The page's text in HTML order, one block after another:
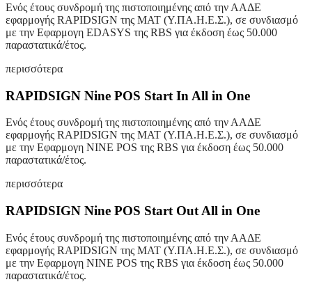
Ενός έτους συνδρομή της πιστοποιημένης από την ΑΑΔΕ
εφαρμογής RAPIDSIGN της ΜΑΤ (Υ.ΠΑ.Η.Ε.Σ.), σε συνδιασμό
με την Εφαρμογη EDASYS της RBS για έκδοση έως 50.000
παραστατικά/έτος.
περισσότερα
RAPIDSIGN Nine POS Start In All in One
Ενός έτους συνδρομή της πιστοποιημένης από την ΑΑΔΕ
εφαρμογής RAPIDSIGN της ΜΑΤ (Υ.ΠΑ.Η.Ε.Σ.), σε συνδιασμό
με την Εφαρμογη NINE POS της RBS για έκδοση έως 50.000
παραστατικά/έτος.
περισσότερα
RAPIDSIGN Nine POS Start Out All in One
Ενός έτους συνδρομή της πιστοποιημένης από την ΑΑΔΕ
εφαρμογής RAPIDSIGN της ΜΑΤ (Υ.ΠΑ.Η.Ε.Σ.), σε συνδιασμό
με την Εφαρμογη NINE POS της RBS για έκδοση έως 50.000
παραστατικά/έτος.